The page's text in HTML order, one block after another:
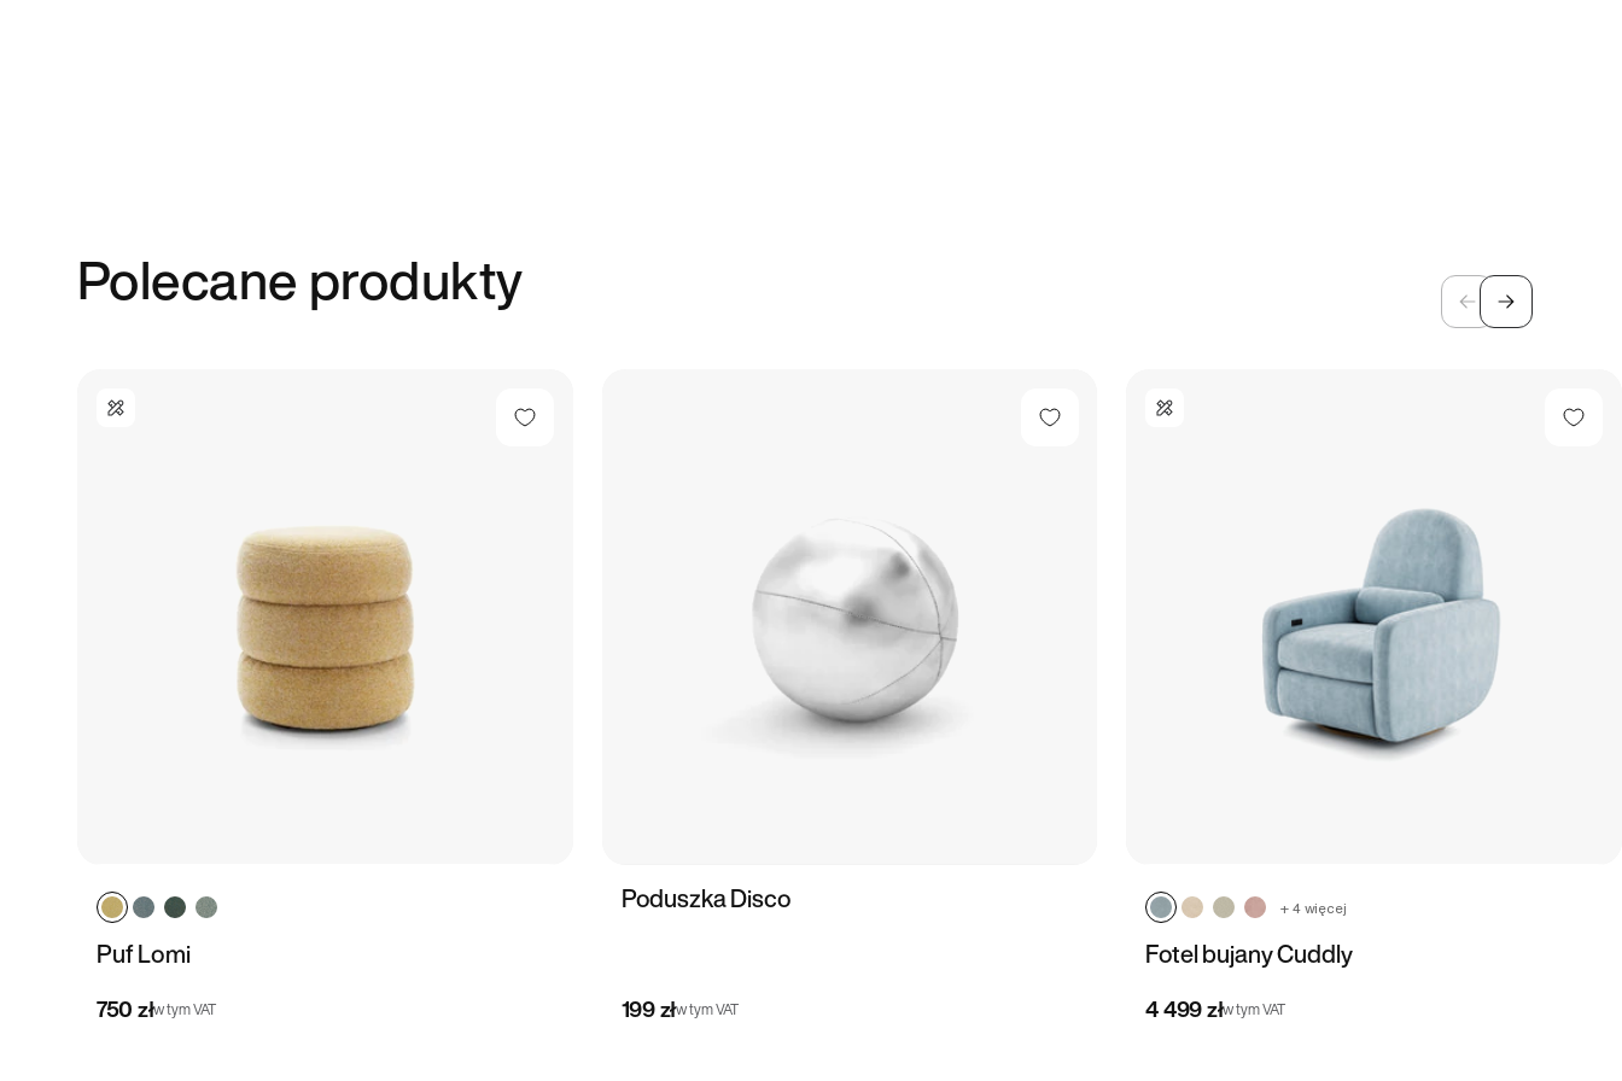
Polecane produkty
Puf Lomi
750 złw tym VAT
Poduszka Disco
199 złw tym VAT
+ 4 więcej
Fotel bujany Cuddly
4 499 złw tym VAT